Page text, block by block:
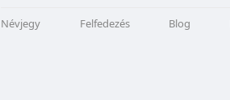
Névjegy Felfedezés Blog